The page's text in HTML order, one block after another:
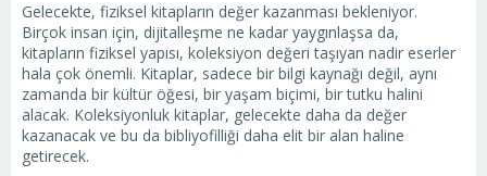
Gelecekte, fiziksel kitapların değer kazanması bekleniyor.
Birçok insan için, dijitalleşme ne kadar yaygınlaşsa da,
kitapların fiziksel yapısı, koleksiyon değeri taşıyan nadir eserler
hala çok önemli. Kitaplar, sadece bir bilgi kaynağı değil, aynı
zamanda bir kültür öğesi, bir yaşam biçimi, bir tutku halini
alacak. Koleksiyonluk kitaplar, gelecekte daha da değer
kazanacak ve bu da bibliyofilliği daha elit bir alan haline
getirecek.